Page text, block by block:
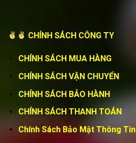
CHÍNH SÁCH CÔNG TY
CHÍNH SÁCH MUA HÀNG
CHÍNH SÁCH VẬN CHUYỂN
CHÍNH SÁCH BẢO HÀNH
CHÍNH SÁCH THANH TOÁN
Chính Sách Bảo Mật Thông Tin